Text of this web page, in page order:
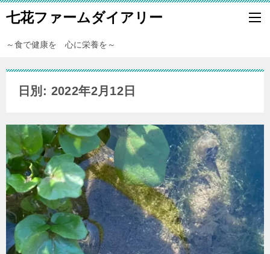
七花ファームダイアリー
～食で健康を 心に栄養を～
日別: 2022年2月12日